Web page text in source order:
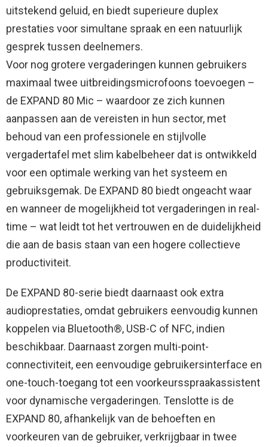
uitstekend geluid, en biedt superieure duplex
prestaties voor simultane spraak en een natuurlijk
gesprek tussen deelnemers.
Voor nog grotere vergaderingen kunnen gebruikers
maximaal twee uitbreidingsmicrofoons toevoegen –
de EXPAND 80 Mic – waardoor ze zich kunnen
aanpassen aan de vereisten in hun sector, met
behoud van een professionele en stijlvolle
vergadertafel met slim kabelbeheer dat is ontwikkeld
voor een optimale werking van het systeem en
gebruiksgemak. De EXPAND 80 biedt ongeacht waar
en wanneer de mogelijkheid tot vergaderingen in real-
time – wat leidt tot het vertrouwen en de duidelijkheid
die aan de basis staan van een hogere collectieve
productiviteit.
De EXPAND 80-serie biedt daarnaast ook extra
audioprestaties, omdat gebruikers eenvoudig kunnen
koppelen via Bluetooth®, USB-C of NFC, indien
beschikbaar. Daarnaast zorgen multi-point-
connectiviteit, een eenvoudige gebruikersinterface en
one-touch-toegang tot een voorkeursspraakassistent
voor dynamische vergaderingen. Tenslotte is de
EXPAND 80, afhankelijk van de behoeften en
voorkeuren van de gebruiker, verkrijgbaar in twee